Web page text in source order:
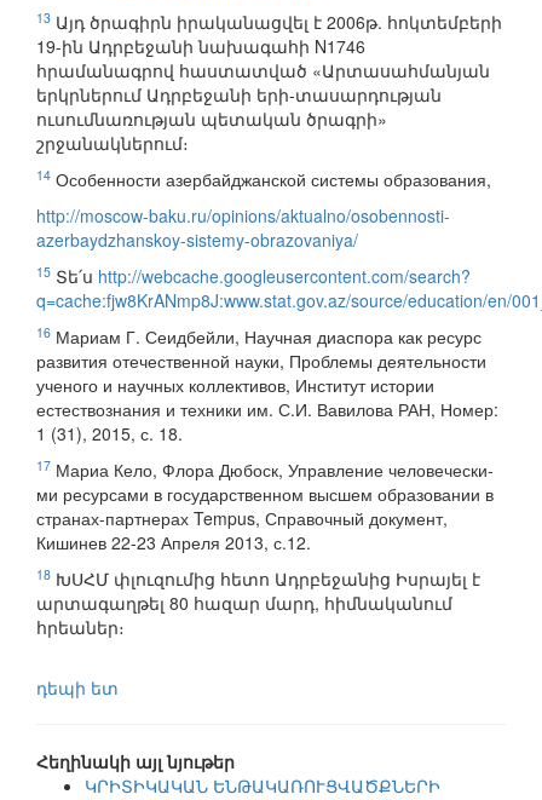
13 Այդ ծրագիրն իրականացվել է 2006թ. հոկտեմբերի
19-ին Ադրբեջանի նախագահի N1746
հրամանագրով հաստատված «Արտասահմանյան
երկրներում Ադրբեջանի երի-տասարդության
ուսումնառության պետական ծրագրի»
շրջանակներում։
14 Особенности азербайджанской системы образования,
http://moscow-baku.ru/opinions/aktualno/osobennosti-
azerbaydzhanskoy-sistemy-obrazovaniya/
15 Տե՛ս http://webcache.googleusercontent.com/search?
q=cache:fjw8KrANmp8J:www.stat.gov.az/source/education/en/
16 Мариам Г. Сеидбейли, Научная диаспора как ресурс
развития отечественной науки, Проблемы деятельности
ученого и научных коллективов, Институт истории
естествознания и техники им. С.И. Вавилова РАН, Номер:
1 (31), 2015, с. 18.
17 Мариа Кело, Флора Дюбоск, Управление человечески-
ми ресурсами в государственном высшем образовании в
странах-партнерах Tempus, Справочный документ,
Кишинев 22-23 Апреля 2013, с.12.
18 ԽՍՀՄ փլուզումից հետո Ադրբեջանից Իսրայել է
արտագաղթել 80 հազար մարդ, հիմնականում
հրեաներ։
դեպի ետ
Հեղինակի այլ նյութեր
ԿՐԻՏԻԿԱԿԱՆ ԵՆԹԱԿԱՌՈՒՑՎԱԾՔՆԵՐԻ